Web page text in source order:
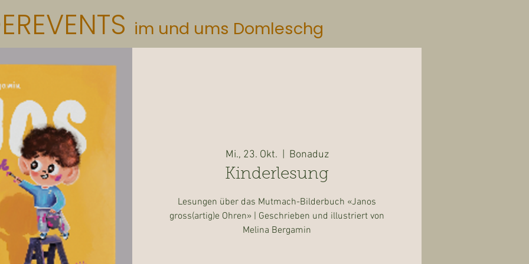
im und ums Domleschg
Mi., 23. Okt. Bonaduz
Kinderlesung
Lesungen über das Mutmach-Bilderbuch «Janos
gross(artig)e Ohren» | Geschrieben und illustriert von
Melina Bergamin